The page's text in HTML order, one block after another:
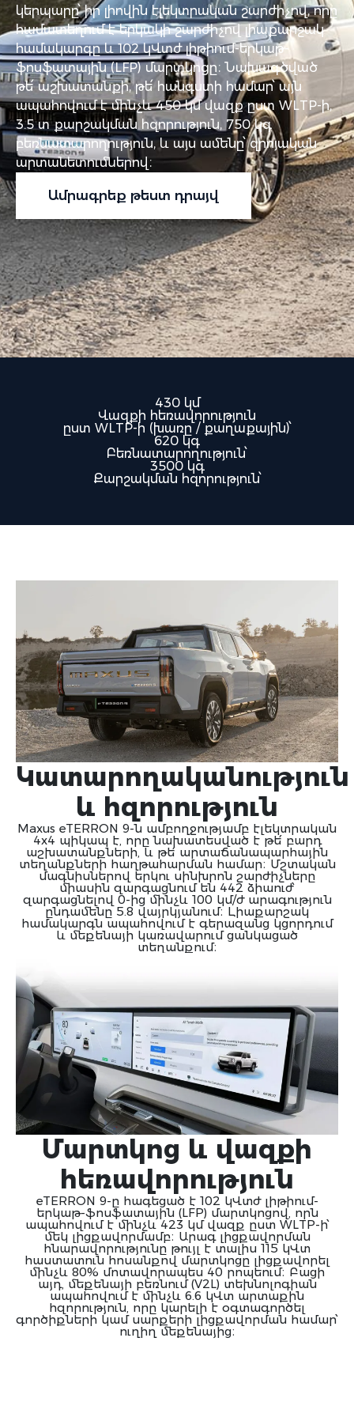
կերպարը՝ իր լիովին էլեկտրական շարժիչով, որը
համատեղում է երկակի շարժիչով լիաքարշակ
համակարգը և 102 կՎտժ լիթիում-երկաթ-
ֆոսֆատային (LFP) մարտկոցը։ Նախագծված
թե՛ աշխատանքի, թե՛ հանգստի համար՝ այն
ապահովում է մինչև 450 կմ վազք ըստ WLTP-ի,
3.5 տ քարշակման հզորություն, 750 կգ
բեռնատարողություն, և այս ամենը՝ զրոյական
արտանետումներով։
Ամրագրեք թեստ դրայվ
430 կմ
Վազքի հեռավորություն
ըստ WLTP-ի (խառը / քաղաքային)՝
620 կգ
Բեռնատարողություն՝
3500 կգ
Քարշակման հզորություն՝
Կատարողականություն
և հզորություն
Maxus eTERRON 9-ն ամբողջությամբ էլեկտրական
4x4 պիկապ է, որը նախատեսված է թե՛ բարդ
աշխատանքների, և թե՛ արտաճանապարհային
տեղանքների հաղթահարման համար։ Մշտական
մագնիսներով երկու սինխրոն շարժիչները
միասին զարգացնում են 442 ձիաուժ՝
զարգացնելով 0-ից մինչև 100 կմ/ժ արագություն
ընդամենը 5.8 վայրկյանում։ Լիաքարշակ
համակարգն ապահովում է գերազանց կցորդում
և մեքենայի կառավարում ցանկացած
տեղանքում։
Մարտկոց և վազքի
հեռավորություն
eTERRON 9-ը հագեցած է 102 կՎտժ լիթիում-
երկաթ-ֆոսֆատային (LFP) մարտկոցով, որն
ապահովում է մինչև 423 կմ վազք ըստ WLTP-ի՝
մեկ լիցքավորմամբ։ Արագ լիցքավորման
հնարավորությունը թույլ է տալիս 115 կՎտ
հաստատուն հոսանքով մարտկոցը լիցքավորել
մինչև 80% մոտավորապես 40 րոպեում։ Բացի
այդ, մեքենայի բեռնում (V2L) տեխնոլոգիան
ապահովում է մինչև 6.6 կՎտ արտաքին
հզորություն, որը կարելի է օգտագործել
գործիքների կամ սարքերի լիցքավորման համար՝
ուղիղ մեքենայից։